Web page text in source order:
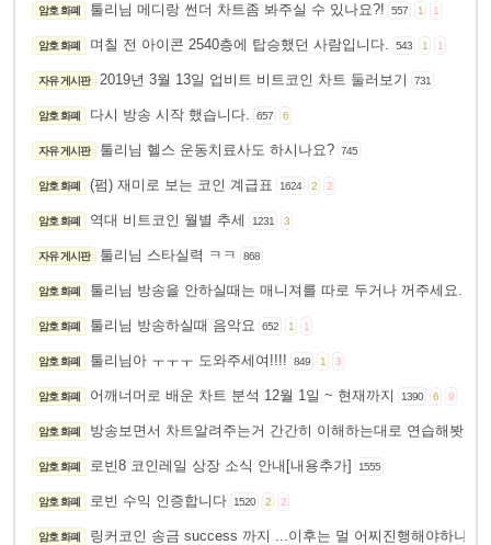
암호 화폐 툴리님 메디랑 썬더 차트좀 봐주실 수 있나요?! 557 1 1
암호 화폐 며칠 전 아이콘 2540층에 탑승했던 사람입니다. 543 1 1
자유 게시판 2019년 3월 13일 업비트 비트코인 차트 둘러보기 731
암호 화폐 다시 방송 시작 했습니다. 657 6
자유 게시판 툴리님 헬스 운동치료사도 하시나요? 745
암호 화폐 (펌) 재미로 보는 코인 계급표 1624 2 2
암호 화폐 역대 비트코인 월별 추세 1231 3
자유 게시판 툴리님 스타실력 ㅋㅋ 868
암호 화폐 툴리님 방송을 안하실때는 매니져를 따로 두거나 꺼주세요.
암호 화폐 툴리님 방송하실때 음악요 652 1 1
암호 화폐 툴리님아 ㅜㅜㅜ 도와주세여!!!! 849 1 3
암호 화폐 어깨너머로 배운 차트 분석 12월 1일 ~ 현재까지 1390 6 9
암호 화폐 방송보면서 차트알려주는거 간간히 이해하는대로 연습해봣습
암호 화폐 로빈8 코인레일 상장 소식 안내[내용추가] 1555
암호 화폐 로빈 수익 인증합니다 1520 2 2
암호 화폐 링커코인 송금 success 까지 ...이후는 멀 어찌진행해야하나요